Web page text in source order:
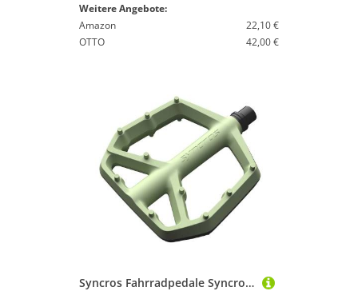
Weitere Angebote:
Amazon
22,10 €
OTTO
42,00 €
Syncros Fahrradpedale Syncros Squamisch III Flachpedale grün